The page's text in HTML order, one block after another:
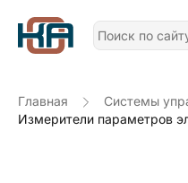
Главная
Системы
Измерители параметров